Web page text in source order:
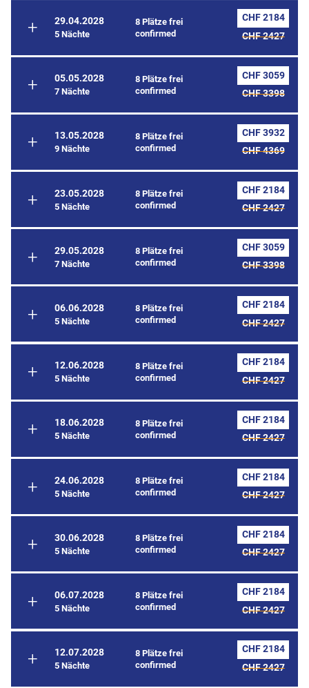
29.04.2028
5 Nächte
8 Plätze frei
confirmed
CHF 2184
CHF 2427
05.05.2028
7 Nächte
8 Plätze frei
confirmed
CHF 3059
CHF 3398
13.05.2028
9 Nächte
8 Plätze frei
confirmed
CHF 3932
CHF 4369
23.05.2028
5 Nächte
8 Plätze frei
confirmed
CHF 2184
CHF 2427
29.05.2028
7 Nächte
8 Plätze frei
confirmed
CHF 3059
CHF 3398
06.06.2028
5 Nächte
8 Plätze frei
confirmed
CHF 2184
CHF 2427
12.06.2028
5 Nächte
8 Plätze frei
confirmed
CHF 2184
CHF 2427
18.06.2028
5 Nächte
8 Plätze frei
confirmed
CHF 2184
CHF 2427
24.06.2028
5 Nächte
8 Plätze frei
confirmed
CHF 2184
CHF 2427
30.06.2028
5 Nächte
8 Plätze frei
confirmed
CHF 2184
CHF 2427
06.07.2028
5 Nächte
8 Plätze frei
confirmed
CHF 2184
CHF 2427
12.07.2028
5 Nächte
8 Plätze frei
confirmed
CHF 2184
CHF 2427